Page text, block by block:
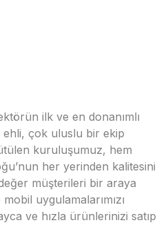
ilk ve en donanımlı
ehli, çok uluslu bir ekip
kuruluşumuz, hem
her yerinden kalitesini
müşterileri bir araya
uygulamalarımızı
ve hızla ürünlerinizi satıp